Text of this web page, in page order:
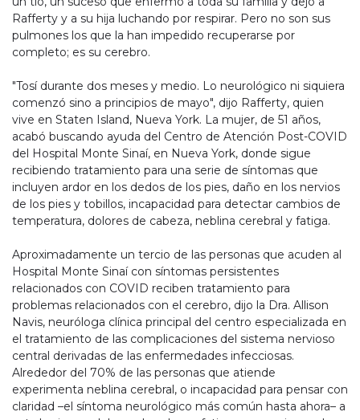
Rafferty y a su hija luchando por respirar. Pero no son sus
pulmones los que la han impedido recuperarse por
completo; es su cerebro.
"Tosí durante dos meses y medio. Lo neurológico ni siquiera
comenzó sino a principios de mayo", dijo Rafferty, quien
vive en Staten Island, Nueva York. La mujer, de 51 años,
acabó buscando ayuda del Centro de Atención Post-COVID
del Hospital Monte Sinaí, en Nueva York, donde sigue
recibiendo tratamiento para una serie de síntomas que
incluyen ardor en los dedos de los pies, daño en los nervios
de los pies y tobillos, incapacidad para detectar cambios de
temperatura, dolores de cabeza, neblina cerebral y fatiga.
Aproximadamente un tercio de las personas que acuden al
Hospital Monte Sinaí con síntomas persistentes
relacionados con COVID reciben tratamiento para
problemas relacionados con el cerebro, dijo la Dra. Allison
Navis, neuróloga clínica principal del centro especializada en
el tratamiento de las complicaciones del sistema nervioso
central derivadas de las enfermedades infecciosas.
Alrededor del 70% de las personas que atiende
experimenta neblina cerebral, o incapacidad para pensar con
claridad –el síntoma neurológico más común hasta ahora– a